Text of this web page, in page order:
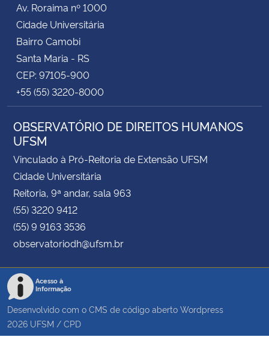
Av. Roraima nº 1000
Cidade Universitária
Bairro Camobi
Santa Maria - RS
CEP: 97105-900
+55 (55) 3220-8000
OBSERVATÓRIO DE DIREITOS HUMANOS
UFSM
Vinculado à Pró-Reitoria de Extensão UFSM
Cidade Universitária
Reitoria, 9ª andar, sala 963
(55) 3220 9412
(55) 9 9163 3536
observatoriodh@ufsm.br
Acesso à
Informação
Desenvolvido com o CMS de código aberto Wordpress
2026 UFSM / CPD